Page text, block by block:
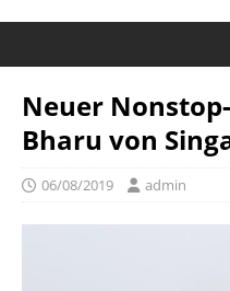
Neuer
Bharu von
06/08/2019 admin